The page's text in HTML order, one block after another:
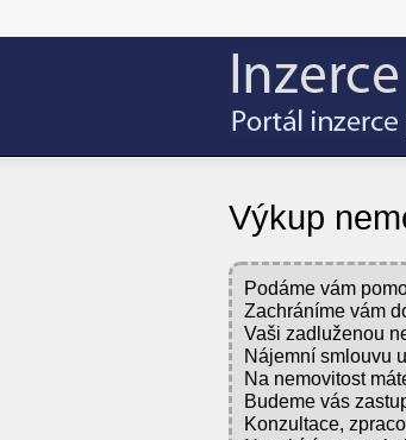
Výkup
Podáme vám
Zachráníme vám
Vaši zadluženou
Nájemní smlouvu
Na nemovitost
Budeme vás
Konzultace,